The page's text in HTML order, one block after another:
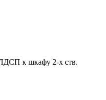
к шкафу 2-х ств.